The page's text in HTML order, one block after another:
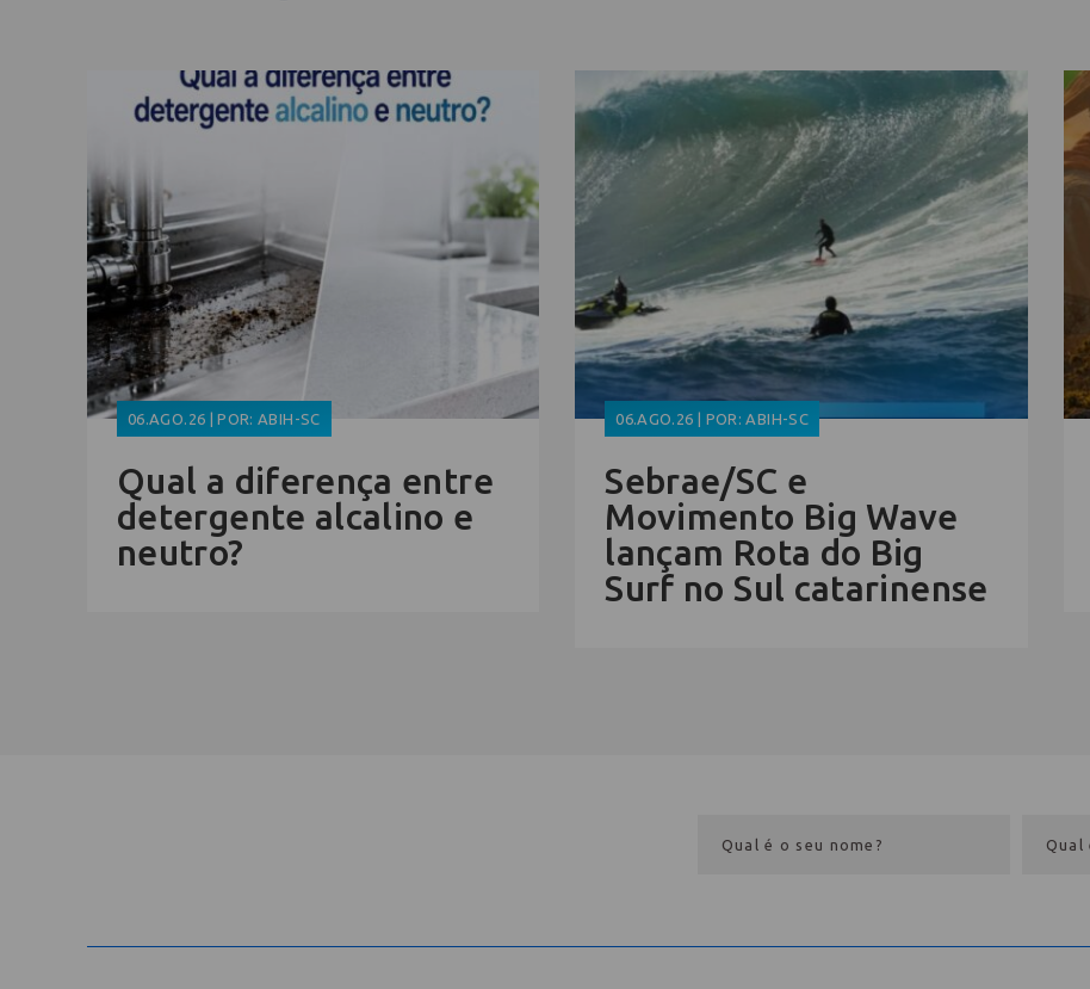
06.AGO.26 | POR: ABIH-SC
Qual a diferença entre
detergente alcalino e
neutro?
06.AGO.26 | POR: ABIH-SC
Sebrae/SC e
Movimento Big Wave
lançam Rota do Big
Surf no Sul catarinense